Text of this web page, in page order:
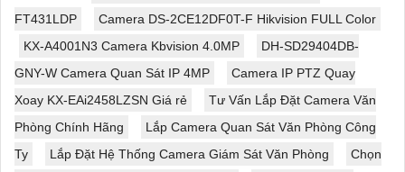
FT431LDP
Camera DS-2CE12DF0T-F Hikvision FULL Color
KX-A4001N3 Camera Kbvision 4.0MP
DH-SD29404DB-
GNY-W Camera Quan Sát IP 4MP
Camera IP PTZ Quay
Xoay KX-EAi2458LZSN Giá rẻ
Tư Vấn Lắp Đặt Camera Văn
Phòng Chính Hãng
Lắp Camera Quan Sát Văn Phòng Công
Ty
Lắp Đặt Hệ Thống Camera Giám Sát Văn Phòng
Chọn